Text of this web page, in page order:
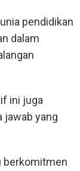
pendidikan
dalam
ini juga
jawab yang
berkomitmen